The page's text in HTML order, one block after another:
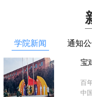
学院新闻 通知
宝
百
中